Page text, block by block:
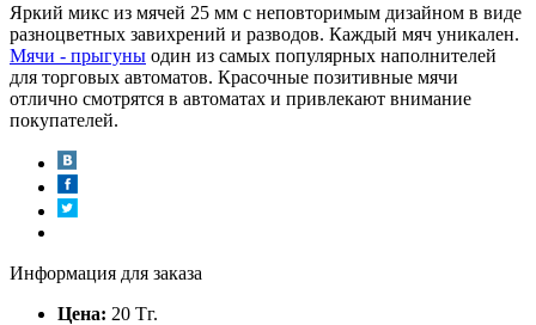
Яркий микс из мячей 25 мм с неповторимым дизайном в виде
разноцветных завихрений и разводов. Каждый мяч уникален.
Мячи - прыгуны один из самых популярных наполнителей
для торговых автоматов. Красочные позитивные мячи
отлично смотрятся в автоматах и привлекают внимание
покупателей.
Информация для заказа
Цена: 20 Тг.